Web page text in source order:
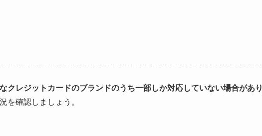
クレジットカードのブランドのうち一部しか対応していない場合があり
を確認しましょう。